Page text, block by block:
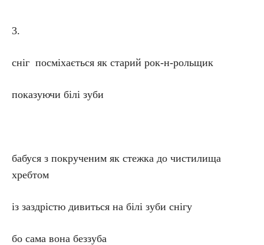
3.
сніг посміхається як старий рок-н-рольщик
показуючи білі зуби
бабуся з покрученим як стежка до чистилища
хребтом
із заздрістю дивиться на білі зуби снігу
бо сама вона беззуба